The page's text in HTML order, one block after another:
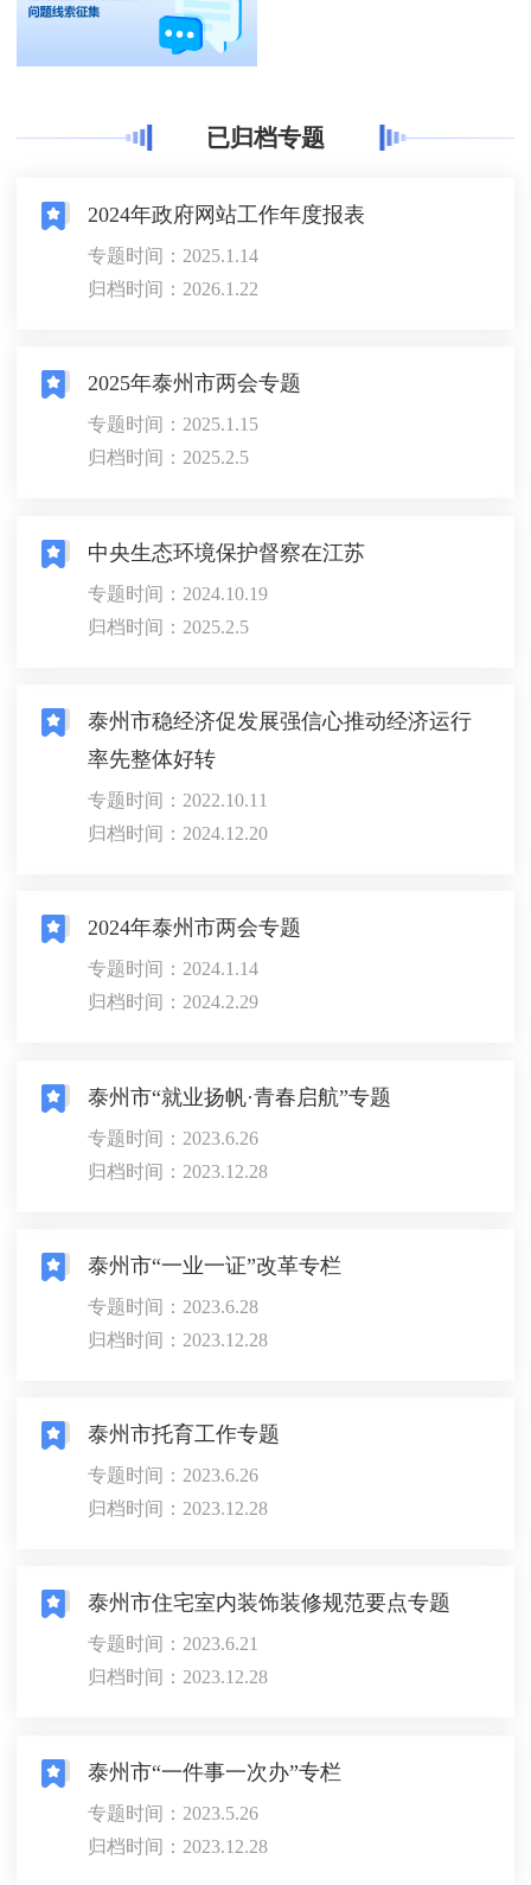
已归档专题
2024年政府网站工作年度报表
专题时间：2025.1.14
归档时间：2026.1.22
2025年泰州市两会专题
专题时间：2025.1.15
归档时间：2025.2.5
中央生态环境保护督察在江苏
专题时间：2024.10.19
归档时间：2025.2.5
泰州市稳经济促发展强信心推动经济运行
率先整体好转
专题时间：2022.10.11
归档时间：2024.12.20
2024年泰州市两会专题
专题时间：2024.1.14
归档时间：2024.2.29
泰州市“就业扬帆·青春启航”专题
专题时间：2023.6.26
归档时间：2023.12.28
泰州市“一业一证”改革专栏
专题时间：2023.6.28
归档时间：2023.12.28
泰州市托育工作专题
专题时间：2023.6.26
归档时间：2023.12.28
泰州市住宅室内装饰装修规范要点专题
专题时间：2023.6.21
归档时间：2023.12.28
泰州市“一件事一次办”专栏
专题时间：2023.5.26
归档时间：2023.12.28